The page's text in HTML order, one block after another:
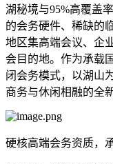
湖秘境与95%高覆盖
的会务硬件、稀缺的
地区集高端会议、企
会目的地。作为承载
闭会务模式，以湖山
商务与休闲相融的全
硬核高端会务资质，